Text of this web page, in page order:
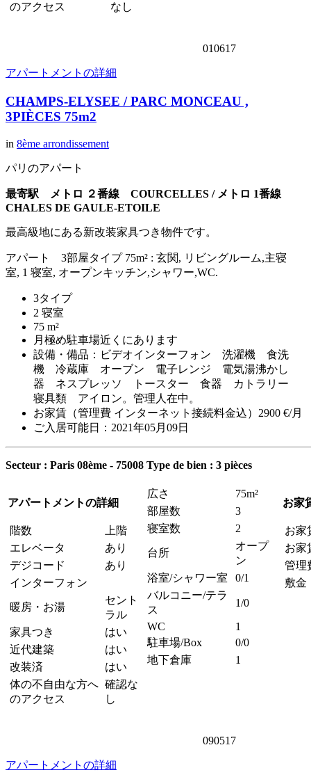
のアクセス なし
010617
アパートメントの詳細
CHAMPS-ELYSEE / PARC MONCEAU ,
3PIÈCES 75m2
in 8ème arrondissement
パリのアパート
最寄駅 メトロ ２番線 COURCELLES / メトロ 1番線
CHALES DE GAULE-ETOILE
最高級地にある新改装家具つき物件です。
アパート 3部屋タイプ 75m² : 玄関, リビングルーム,主寝
室, 1 寝室, オープンキッチン,シャワー,WC.
3タイプ
2 寝室
75 m²
月極め駐車場近くにあります
設備・備品：ビデオインターフォン 洗濯機 食洗
機 冷蔵庫 オーブン 電子レンジ 電気湯沸かし
器 ネスプレッソ トースター 食器 カトラリー
寝具類 アイロン。管理人在中。
お家賃（管理費 インターネット接続料金込）2900 €/月
ご入居可能日：2021年05月09日
Secteur : Paris 08ème - 75008 Type de bien : 3 pièces
アパートメントの詳細
階数
上階
エレベータ
あり
デジコード
あり
インターフォン
暖房・お湯
セント
ラル
家具つき
はい
近代建築
はい
改装済
はい
体の不自由な方へ
のアクセス
確認な
し
広さ
75m²
部屋数
3
寝室数
2
台所
オープ
ン
浴室/シャワー室
0/1
バルコニー/テラ
ス
1/0
WC
1
駐車場/Box
0/0
地下倉庫
1
お家
お家
お
管理
敷金
090517
アパートメントの詳細